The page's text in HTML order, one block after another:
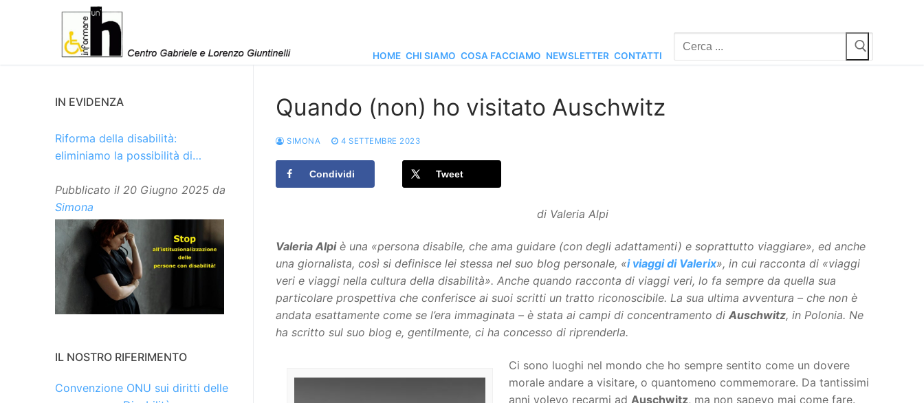
HOME CHI SIAMO COSA FACCIAMO NEWSLETTER CONTATTI
Cerca:
Quando (non) ho visitato Auschwitz
SIMONA 4 SETTEMBRE 2023
Condividi Tweet
di Valeria Alpi
Valeria Alpiè una «persona disabile, che ama guidare (con degli adattamenti) e soprattutto viaggiare», ed anche
una giornalista, così si definisce lei stessa nel suo blog personale, «i viaggi di Valerix», in cui racconta di «viaggi
veri e viaggi nella cultura della disabilità». Anche quando racconta di viaggi veri, lo fa sempre da quella sua
particolare prospettiva che conferisce ai suoi scritti un tratto riconoscibile. La sua ultima avventura – che non è
andata esattamente come se l’era immaginata – è stata ai campi di concentramento di Auschwitz, in Polonia. Ne
ha scritto sul suo blog e, gentilmente, ci ha concesso di riprenderla.
Ci sono luoghi nel mondo che ho sempre sentito come un dovere
morale andare a visitare, o quantomeno commemorare. Da tantissimi
anni volevo recarmi ad Auschwitz, ma non sapevo mai come fare.
IN EVIDENZA
Riforma della disabilità:
eliminiamo la possibilità di
Pubblicato il 20 Giugno 2025 da
Simona
IL NOSTRO RIFERIMENTO
Convenzione ONU sui diritti delle